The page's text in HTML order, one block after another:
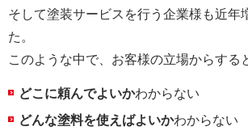
そして塗装サービスを行う企業様も近年
た。
このような中で、お客様の立場からする
どこに頼んでよいかわからない
どんな塗料を使えばよいかわからない